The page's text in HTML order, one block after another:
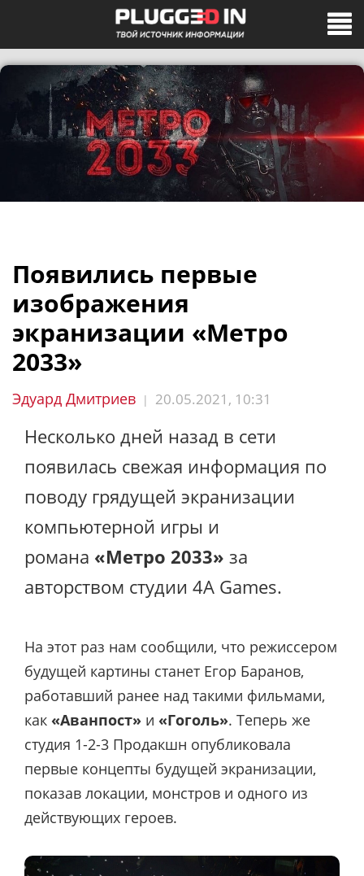
Появились первые
изображения
экранизации «Метро
2033»
Эдуард Дмитриев | 20.05.2021, 10:31
Несколько дней назад в сети
появилась свежая информация по
поводу грядущей экранизации
компьютерной игры и
романа «Метро 2033» за
авторством студии 4A Games.
На этот раз нам сообщили, что режиссером
будущей картины станет Егор Баранов,
работавший ранее над такими фильмами,
как «Аванпост» и «Гоголь». Теперь же
студия 1-2-3 Продакшн опубликовала
первые концепты будущей экранизации,
показав локации, монстров и одного из
действующих героев.